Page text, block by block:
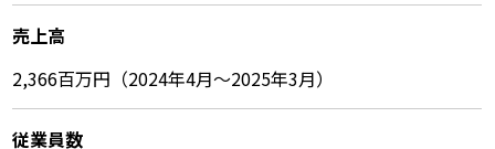
売上高
2,366百万円（2024年4月～2025年3月）
従業員数